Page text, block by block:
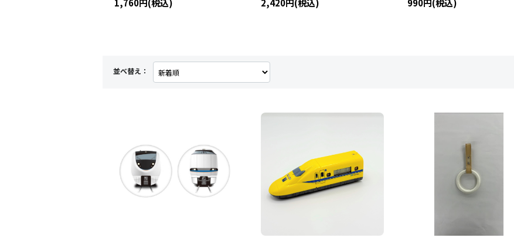
1,760円(税込) 2,420円(税込) 990円(税込)
並べ替え：